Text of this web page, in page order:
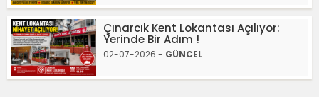
Çınarcık Kent Lokantası Açılıyor:
Yerinde Bir Adım !
02-07-2026 - GÜNCEL